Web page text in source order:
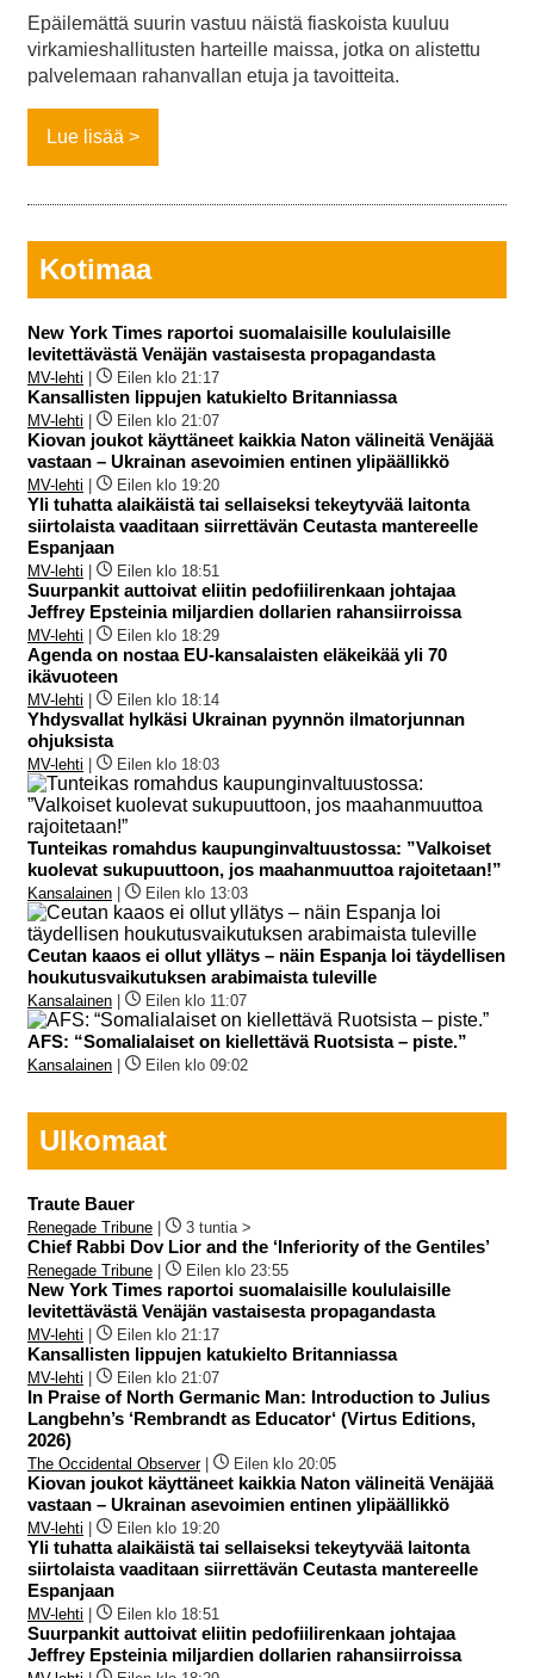
Epäilemättä suurin vastuu näistä fiaskoista kuuluu
virkamieshallitusten harteille maissa, jotka on alistettu
palvelemaan rahanvallan etuja ja tavoitteita.
Lue lisää
Kotimaa
New York Times raportoi suomalaisille koululaisille
levitettävästä Venäjän vastaisesta propagandasta
MV-lehti Eilen klo 21:17
Kansallisten lippujen katukielto Britanniassa
MV-lehti Eilen klo 21:07
Kiovan joukot käyttäneet kaikkia Naton välineitä Venäjää
vastaan – Ukrainan asevoimien entinen ylipäällikkö
MV-lehti Eilen klo 19:20
Yli tuhatta alaikäistä tai sellaiseksi tekeytyvää laitonta
siirtolaista vaaditaan siirrettävän Ceutasta mantereelle
Espanjaan
MV-lehti Eilen klo 18:51
Suurpankit auttoivat eliitin pedofiilirenkaan johtajaa
Jeffrey Epsteinia miljardien dollarien rahansiirroissa
MV-lehti Eilen klo 18:29
Agenda on nostaa EU-kansalaisten eläkeikää yli 70
ikävuoteen
MV-lehti Eilen klo 18:14
Yhdysvallat hylkäsi Ukrainan pyynnön ilmatorjunnan
ohjuksista
MV-lehti Eilen klo 18:03
Tunteikas romahdus kaupunginvaltuustossa: ”Valkoiset
kuolevat sukupuuttoon, jos maahanmuuttoa rajoitetaan!”
Kansalainen Eilen klo 13:03
Ceutan kaaos ei ollut yllätys – näin Espanja loi täydellisen
houkutusvaikutuksen arabimaista tuleville
Kansalainen Eilen klo 11:07
AFS: “Somalialaiset on kiellettävä Ruotsista – piste.”
Kansalainen Eilen klo 09:02
Ulkomaat
Traute Bauer
Renegade Tribune | 3 tuntia >
Chief Rabbi Dov Lior and the ‘Inferiority of the Gentiles’
Renegade Tribune | Eilen klo 23:55
New York Times raportoi suomalaisille koululaisille
levitettävästä Venäjän vastaisesta propagandasta
MV-lehti | Eilen klo 21:17
Kansallisten lippujen katukielto Britanniassa
MV-lehti | Eilen klo 21:07
In Praise of North Germanic Man: Introduction to Julius
Langbehn’s ‘Rembrandt as Educator‘ (Virtus Editions,
2026)
The Occidental Observer| Eilen klo 20:05
Kiovan joukot käyttäneet kaikkia Naton välineitä Venäjää
vastaan – Ukrainan asevoimien entinen ylipäällikkö
MV-lehti | Eilen klo 19:20
Yli tuhatta alaikäistä tai sellaiseksi tekeytyvää laitonta
siirtolaista vaaditaan siirrettävän Ceutasta mantereelle
Espanjaan
MV-lehti | Eilen klo 18:51
Suurpankit auttoivat eliitin pedofiilirenkaan johtajaa
Jeffrey Epsteinia miljardien dollarien rahansiirroissa